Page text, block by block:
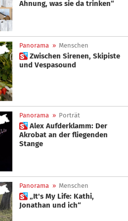
Ahnung, was sie da trinken“
Panorama » Menschen
 Zwischen Sirenen, Skipiste
und Vespasound
Panorama » Porträt
 Alex Aufderklamm: Der
Akrobat an der fliegenden
Stange
Panorama » Menschen
 „It's My Life: Kathi,
Jonathan und ich“